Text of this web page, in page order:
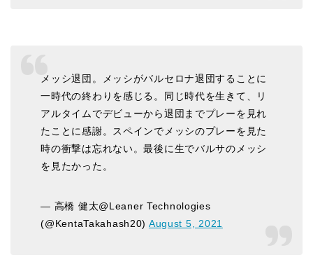
メッシ退団。メッシがバルセロナ退団することに
一時代の終わりを感じる。同じ時代を生きて、リ
アルタイムでデビューから退団までプレーを見れ
たことに感謝。スペインでメッシのプレーを見た
時の衝撃は忘れない。最後に生でバルサのメッシ
を見たかった。
— 高橋 健太@Leaner Technologies
(@KentaTakahash20) August 5, 2021